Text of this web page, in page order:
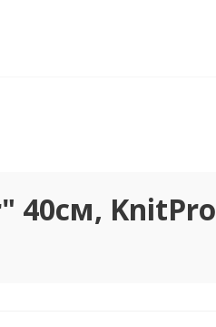
40см, KnitPro